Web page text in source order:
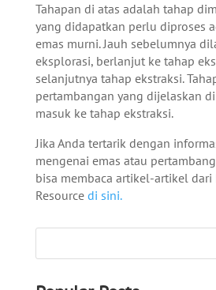
Tahapan di atas adalah tahap
yang didapatkan perlu diproses
emas murni. Jauh sebelumnya
eksplorasi, berlanjut ke tahap
selanjutnya tahap ekstraksi.
pertambangan yang dijelaskan
masuk ke tahap ekstraksi.
Jika Anda tertarik dengan
mengenai emas atau
bisa membaca artikel-artikel dari
Resource di sini.